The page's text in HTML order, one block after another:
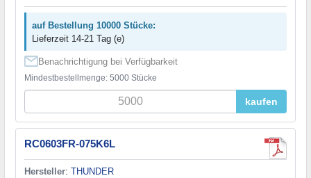
auf Bestellung 10000 Stücke:
Lieferzeit 14-21 Tag (e)
Benachrichtigung bei Verfügbarkeit
Mindestbestellmenge: 5000 Stücke
kaufen
RC0603FR-075K6L
Hersteller: THUNDER